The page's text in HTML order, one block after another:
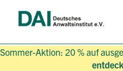
Sommer-Aktion: 20 % auf